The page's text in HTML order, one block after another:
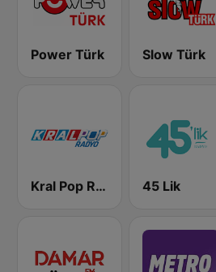
Power Türk Slow Türk
Kral Pop Radyo 45 Lik